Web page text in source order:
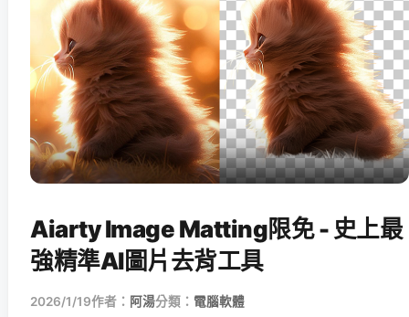
Aiarty Image Matting限免 - 史上最
強精準AI圖片去背工具
2026/1/19作者： 阿湯分類： 電腦軟體